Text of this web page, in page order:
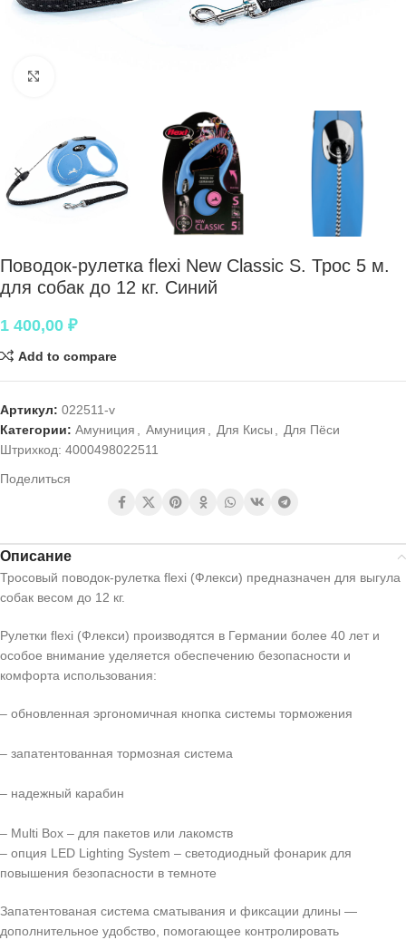
Поводок-рулетка flexi New Classic S. Трос 5 м.
для собак до 12 кг. Синий
1 400,00 ₽
Add to compare
Артикул: 022511-v
Категории: Амуниция Амуниция Для Кисы
Для Пёси
Штрихкод: 4000498022511
Поделиться
Описание
Тросовый поводок-рулетка flexi (Флекси) предназначен для выгула
собак весом до 12 кг.
Рулетки flexi (Флекси) производятся в Германии более 40 лет и
особое внимание уделяется обеспечению безопасности и
комфорта использования:
– обновленная эргономичная кнопка системы торможения
– запатентованная тормозная система
– надежный карабин
– Multi Box – для пакетов или лакомств
– опция LED Lighting System – светодиодный фонарик для
повышения безопасности в темноте
Запатентованая система сматывания и фиксации длины —
дополнительное удобство, помогающее контролировать